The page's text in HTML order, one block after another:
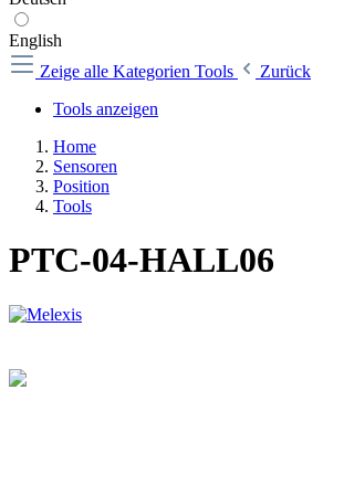
English
Zeige alle Kategorien Tools
Zurück
Tools anzeigen
Home
Sensoren
Position
Tools
PTC-04-HALL06